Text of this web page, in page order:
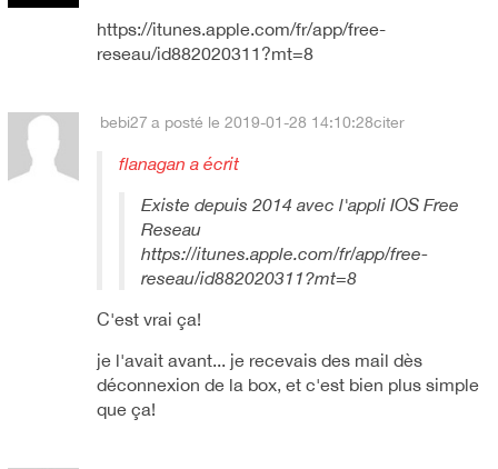
https://itunes.apple.com/fr/app/free-
reseau/id882020311?mt=8
bebi27 a posté le 2019-01-28 14:10:28citer
flanagan a écrit
Existe depuis 2014 avec l'appli IOS Free
Reseau
https://itunes.apple.com/fr/app/free-
reseau/id882020311?mt=8
C'est vrai ça!
je l'avait avant... je recevais des mail dès
déconnexion de la box, et c'est bien plus simple
que ça!